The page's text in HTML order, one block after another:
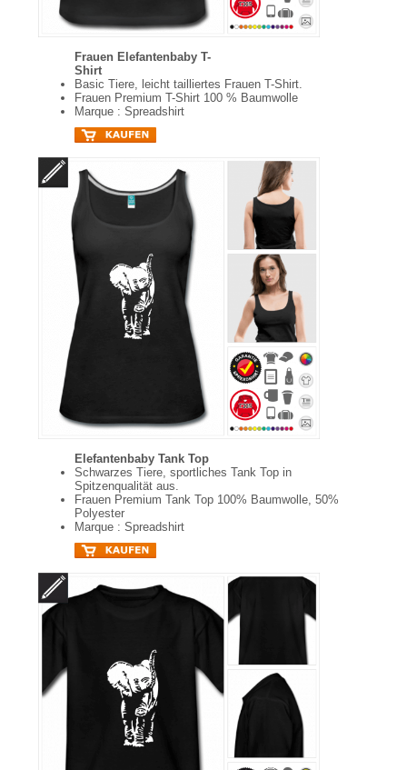
Frauen Elefantenbaby T-
Shirt
Basic Tiere, leicht tailliertes Frauen T-Shirt.
Frauen Premium T-Shirt 100 % Baumwolle
Marque : Spreadshirt
Elefantenbaby Tank Top
Schwarzes Tiere, sportliches Tank Top in
Spitzenqualität aus.
Frauen Premium Tank Top 100% Baumwolle, 50%
Polyester
Marque : Spreadshirt